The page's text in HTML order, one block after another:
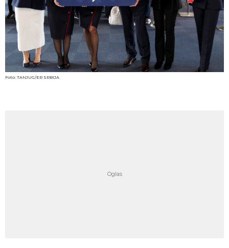
Foto: TANJUG/ER SRBIJA